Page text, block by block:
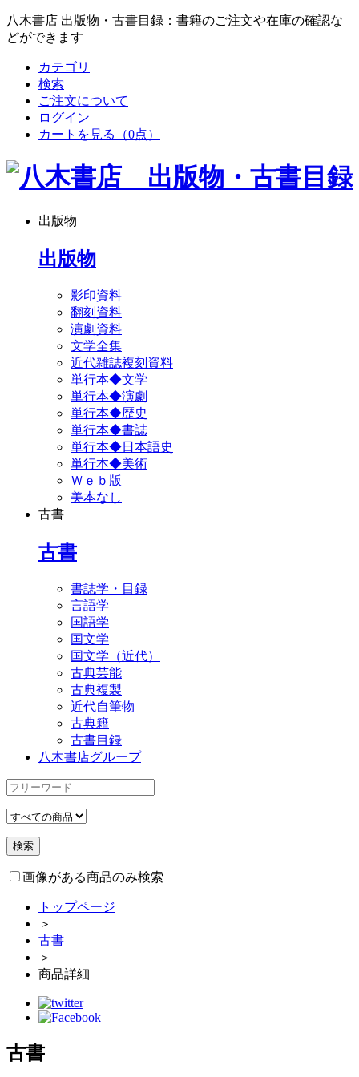
八木書店 出版物・古書目録：書籍のご注文や在庫の確認な
どができます
カテゴリ
検索
ご注文について
ログイン
カートを見る
（0点）
出版物
出版物
影印資料
翻刻資料
演劇資料
文学全集
近代雑誌複刻資料
単行本◆文学
単行本◆演劇
単行本◆歴史
単行本◆書誌
単行本◆日本語史
単行本◆美術
Ｗｅｂ版
美本なし
古書
古書
書誌学・目録
言語学
国語学
国文学
国文学（近代）
古典芸能
古典複製
近代自筆物
古典籍
古書目録
八木書店グループ
画像がある商品のみ検索
トップページ
＞
古書
＞
商品詳細
古書